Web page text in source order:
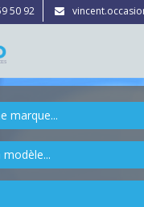
50 92
marque...
modèle...